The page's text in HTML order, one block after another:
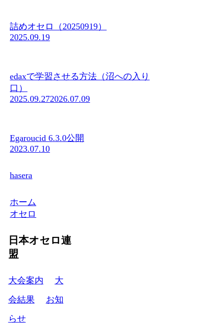
詰めオセロ（20250919）
2025.09.19
edaxで学習させる方法（沼への入り
口）
2025.09.272026.07.09
Egaroucid 6.3.0公開
2023.07.10
hasera
ホーム
オセロ
日本オセロ連
盟
大会案内
大
会結果
お知
らせ